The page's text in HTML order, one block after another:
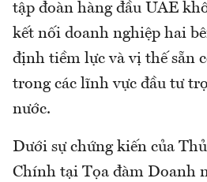
tập đoàn hàng đầu UAE
kết nối doanh nghiệp hai
định tiềm lực và vị thế sẵn
trong các lĩnh vực đầu tư
nước.
Dưới sự chứng kiến của
Chính tại Tọa đàm Doanh